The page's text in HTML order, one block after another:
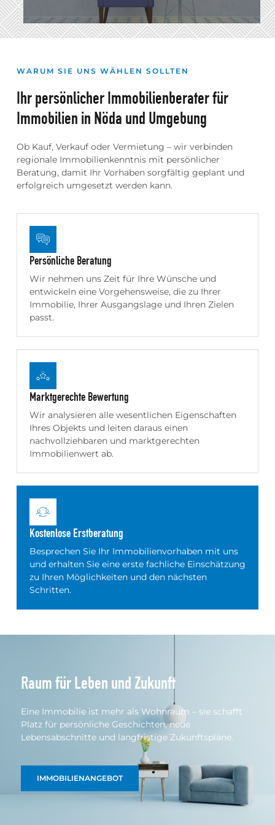
Mit fundierter Marktkenntnis erstellen
Sie eine sichere
Entscheidungsgrundlage haben.
MEHR DAZU
WARUM SIE UNS WÄHLEN SOLLTEN
Ihr persönlicher Immobilienberater für
Immobilien in Nöda und Umgebung
Ob Kauf, Verkauf oder Vermietung – wir verbinden
regionale Immobilienkenntnis mit persönlicher
Beratung, damit Ihr Vorhaben sorgfältig geplant und
erfolgreich umgesetzt werden kann.
Persönliche Beratung
Wir nehmen uns Zeit für Ihre Wünsche und
entwickeln eine Vorgehensweise, die zu Ihrer
Immobilie, Ihrer Ausgangslage und Ihren Zielen
passt.
Marktgerechte Bewertung
Wir analysieren alle wesentlichen Eigenschaften
Ihres Objekts und leiten daraus einen
nachvollziehbaren und marktgerechten
Immobilienwert ab.
Kostenlose Erstberatung
Besprechen Sie Ihr Immobilienvorhaben mit uns
und erhalten Sie eine erste fachliche Einschätzung
zu Ihren Möglichkeiten und den nächsten
Schritten.
Raum für Leben und Zukunft
Eine Immobilie ist mehr als Wohnraum – sie schafft
Platz für persönliche Geschichten, neue
Lebensabschnitte und langfristige Zukunftspläne.
IMMOBILIENANGEBOT